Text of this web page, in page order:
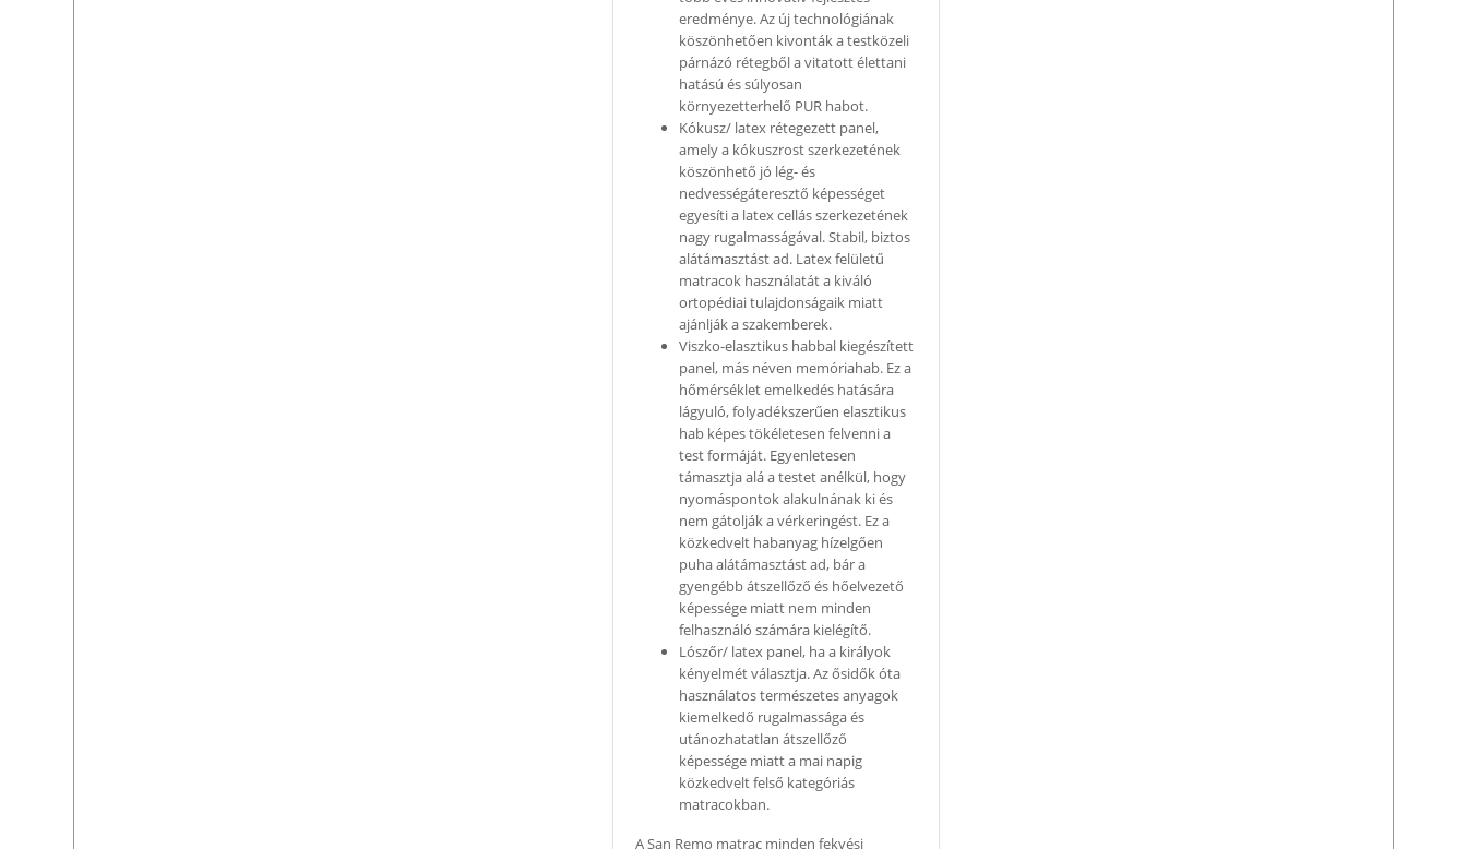
eredménye. Az új technológiának
köszönhetően kivonták a testközeli
párnázó rétegből a vitatott élettani
hatású és súlyosan
környezetterhelő PUR habot.
Kókusz/ latex rétegezett panel,
amely a kókuszrost szerkezetének
köszönhető jó lég- és
nedvességáteresztő képességet
egyesíti a latex cellás szerkezetének
nagy rugalmasságával. Stabil, biztos
alátámasztást ad. Latex felületű
matracok használatát a kiváló
ortopédiai tulajdonságaik miatt
ajánlják a szakemberek.
Viszko-elasztikus habbal kiegészített
panel, más néven memóriahab. Ez a
hőmérséklet emelkedés hatására
lágyuló, folyadékszerűen elasztikus
hab képes tökéletesen felvenni a
test formáját. Egyenletesen
támasztja alá a testet anélkül, hogy
nyomáspontok alakulnának ki és
nem gátolják a vérkeringést. Ez a
közkedvelt habanyag hízelgően
puha alátámasztást ad, bár a
gyengébb átszellőző és hőelvezető
képessége miatt nem minden
felhasználó számára kielégítő.
Lószőr/ latex panel, ha a királyok
kényelmét választja. Az ősidők óta
használatos természetes anyagok
kiemelkedő rugalmassága és
utánozhatatlan átszellőző
képessége miatt a mai napig
közkedvelt felső kategóriás
matracokban.
A San Remo matrac minden fekvési